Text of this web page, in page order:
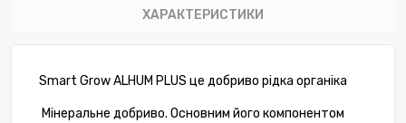
ХАРАКТЕРИСТИКИ
Smart GrowALHUM PLUS це добриво рідка органіка
Мінеральне добриво. Основним його компонентом